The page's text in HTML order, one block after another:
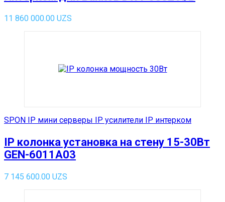
11 860 000.00 UZS
SPON IP мини серверы IP усилители IP интерком
IP колонка установка на стену 15-30Вт
GEN-6011A03
7 145 600.00 UZS